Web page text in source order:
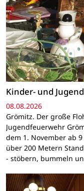
Kinder- und
08.08.2026
Grömitz. Der große
Jugendfeuerwehr
dem 1. November ab
über 200 Metern
- stöbern, bummeln